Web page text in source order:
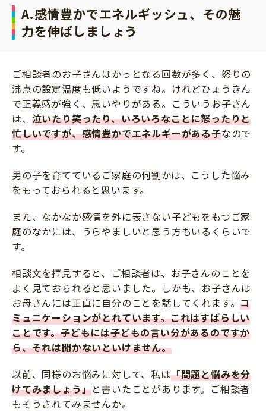
A.感情豊かでエネルギッシュ、その魅
力を伸ばしましょう
ご相談者のお子さんはかっとなる回数が多く、怒りの
沸点の設定温度も低いようですね。けれどひょうきん
で正義感が強く、思いやりがある。こういうお子さん
は、 泣いたり笑ったり、いろいろなことに怒ったりと
忙しいですが、感情豊かでエネルギーがある子なので
す。
男の子を育てているご家庭の何割かは、こうした悩み
をもっておられると思います。
また、なかなか感情を外に表さない子どもをもつご家
庭のなかには、うらやましいと思う方もいるくらいで
す。
相談文を拝見すると、ご相談者は、お子さんのことを
よく見ておられると思いました。しかも、お子さんは
お母さんには正直に自分のことを話してくれます。コ
ミュニケーションがとれています。これはすばらしい
ことです。子どもには子どもの言い分があるのですか
ら、それは聞かないといけません。
以前、同様のお悩みに対して、私は「問題と悩みを分
けてみましょう」と書いたことがあります。ご相談者
もそうされてみませんか。